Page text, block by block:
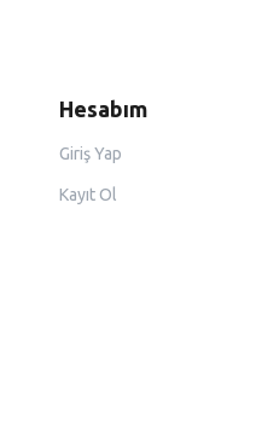
Hesabım
Giriş Yap
Kayıt Ol